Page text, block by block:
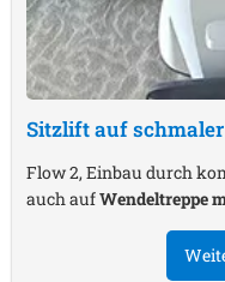
Sitzlift auf
Flow 2, Einbau durch
auch aufWendeltreppe